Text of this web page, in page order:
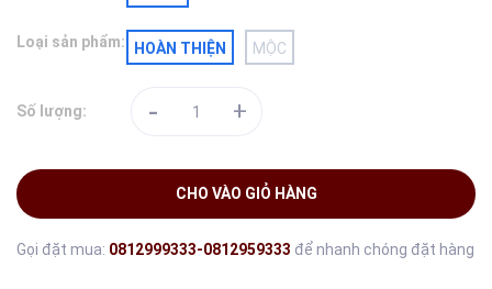
Loại sản phẩm: HOÀN THIỆN MỘC
Số lượng: - +
CHO VÀO GIỎ HÀNG
Gọi đặt mua: 0812999333-0812959333 để nhanh chóng đặt hàng